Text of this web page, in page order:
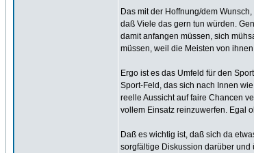
Das mit der Hoffnung/dem
daß Viele das gern tun würden.
damit anfangen müssen, sich
müssen, weil die Meisten von
Ergo ist es das Umfeld für den
Sport-Feld, das sich nach Innen
reelle Aussicht auf faire Chancen
vollem Einsatz reinzuwerfen. Egal
Daß es wichtig ist, daß sich da
sorgfältige Diskussion darüber